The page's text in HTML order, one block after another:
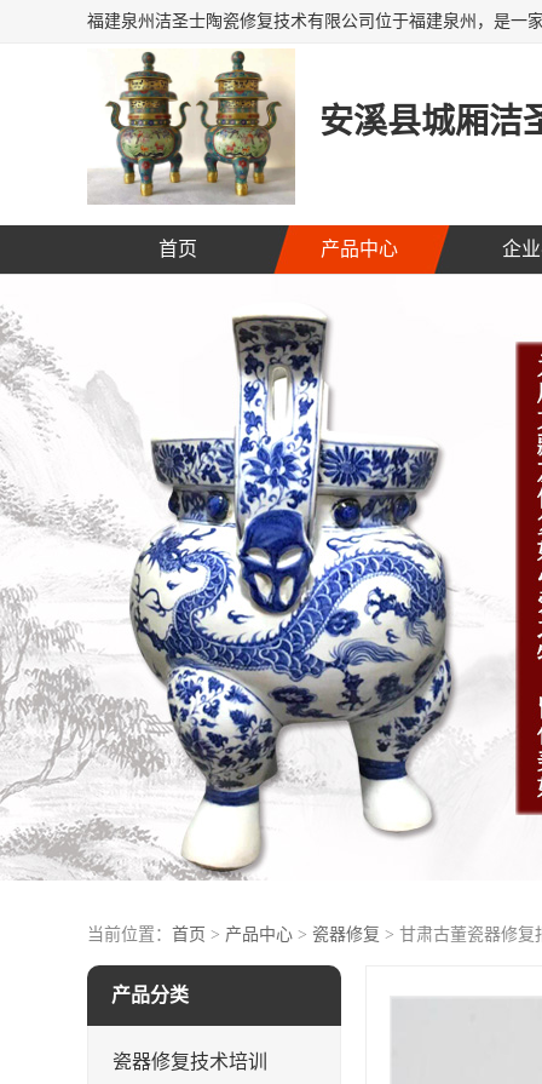
安溪县城厢洁
首页 产品中心 企
当前位置： 首页 > 产品中心 > 瓷器修复 > 甘肃古董瓷器修复
产品分类
瓷器修复技术培训